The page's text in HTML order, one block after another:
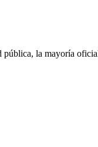
la mayoría